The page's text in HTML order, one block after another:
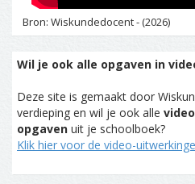
Bron: Wiskundedocent - (2026)
Wil je ook alle opgaven in
Deze site is gemaakt door
verdieping en wil je ook alle
opgaven uit je schoolboek?
Klik hier voor de video-